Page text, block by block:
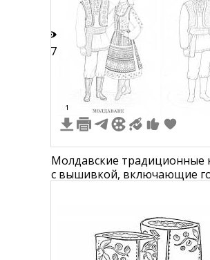
17
1
Молдавские традиционные
с вышивкой, включающие